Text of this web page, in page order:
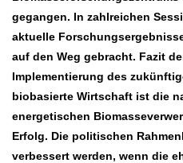
gegangen. In zahlreichen
aktuelle
auf den Weg gebracht. Fazit
Implementierung des
biobasierte Wirtschaft ist die
energetischen
Erfolg. Die politischen
verbessert werden, wenn die